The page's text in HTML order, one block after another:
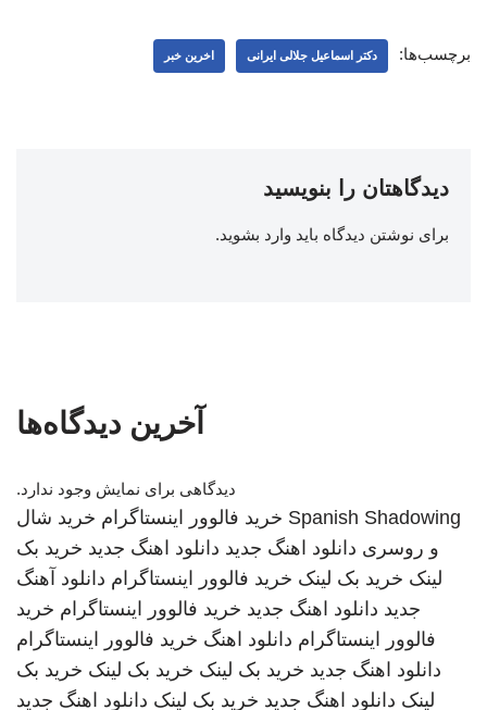
برچسب‌ها: دکتر اسماعیل جلالی ایرانی اخرین خبر
دیدگاهتان را بنویسید
برای نوشتن دیدگاه باید وارد بشوید.
آخرین دیدگاه‌ها
دیدگاهی برای نمایش وجود ندارد.
Spanish Shadowing خرید فالوور اینستاگرام خرید شال
و روسری دانلود اهنگ جدید دانلود اهنگ جدید خرید بک
لینک خرید بک لینک خرید فالوور اینستاگرام دانلود آهنگ
جدید دانلود اهنگ جدید خرید فالوور اینستاگرام خرید
فالوور اینستاگرام دانلود اهنگ خرید فالوور اینستاگرام
دانلود اهنگ جدید خرید بک لینک خرید بک لینک خرید بک
لینک دانلود اهنگ جدید خرید بک لینک دانلود اهنگ جدید